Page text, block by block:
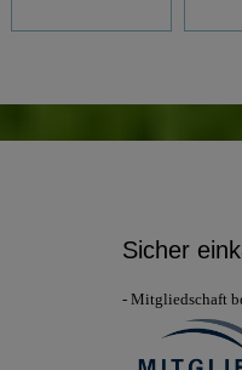
Sicher
- Mitgliedschaft